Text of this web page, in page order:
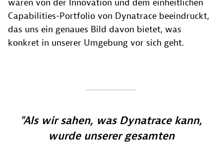
waren von der Innovation und dem einheitlichen
Capabilities-Portfolio von Dynatrace beeindruckt,
das uns ein genaues Bild davon bietet, was
konkret in unserer Umgebung vor sich geht.
Als wir sahen, was Dynatrace kann,
wurde unserer gesamten